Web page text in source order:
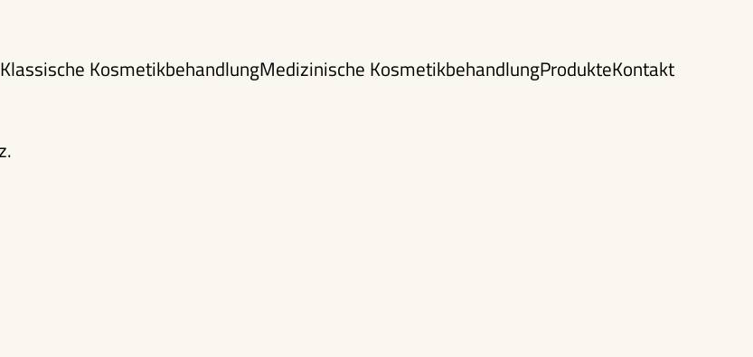
Klassische KosmetikbehandlungMedizinische KosmetikbehandlungProdukteKontakt